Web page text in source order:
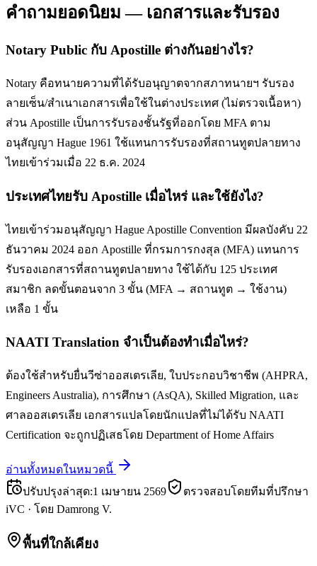
คำถามยอดนิยม — เอกสารและรับรอง
Notary Public กับ Apostille ต่างกันอย่างไร?
Notary คือทนายความที่ได้รับอนุญาตจากสภาทนายฯ รับรอง
ลายเซ็น/สำเนาเอกสารเพื่อใช้ในต่างประเทศ (ไม่ตรวจเนื้อหา)
ส่วน Apostille เป็นการรับรองชั้นรัฐที่ออกโดย MFA ตาม
อนุสัญญา Hague 1961 ใช้แทนการรับรองที่สถานทูตปลายทาง
ไทยเข้าร่วมเมื่อ 22 ธ.ค. 2024
ประเทศไทยรับ Apostille เมื่อไหร่ และใช้ยังไง?
ไทยเข้าร่วมอนุสัญญา Hague Apostille Convention มีผลบังคับ 22
ธันวาคม 2024 ออก Apostille ที่กรมการกงสุล (MFA) แทนการ
รับรองเอกสารที่สถานทูตปลายทาง ใช้ได้กับ 125 ประเทศ
สมาชิก ลดขั้นตอนจาก 3 ขั้น (MFA → สถานทูต → ใช้งาน)
เหลือ 1 ขั้น
NAATI Translation จำเป็นต้องทำเมื่อไหร่?
ต้องใช้สำหรับยื่นวีซ่าออสเตรเลีย, ใบประกอบวิชาชีพ (AHPRA,
Engineers Australia), การศึกษา (AsQA), Skilled Migration, และ
ศาลออสเตรเลีย เอกสารแปลโดยนักแปลที่ไม่ได้รับ NAATI
Certification จะถูกปฏิเสธโดย Department of Home Affairs
อ่านทั้งหมดในหมวดนี้
ปรับปรุงล่าสุด:1 เมษายน 2569
ตรวจสอบโดยทีมที่ปรึกษา
iVC · โดย Damrong V.
พื้นที่ใกล้เคียง